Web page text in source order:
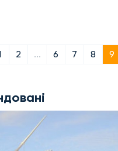
2 ... 6 7 8 9